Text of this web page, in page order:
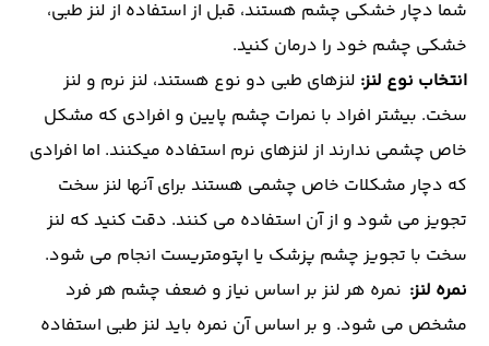
شما دچار خشکی چشم هستند، قبل از استفاده از لنز طبی،
خشکی چشم خود را درمان کنید.
انتخاب نوع لنز: لنزهای طبی دو نوع هستند، لنز نرم و لنز
سخت. بیشتر افراد با نمرات چشم پایین و افرادی که مشکل
خاص چشمی ندارند از لنزهای نرم استفاده میکنند. اما افرادی
که دچار مشکلات خاص چشمی هستند برای آنها لنز سخت
تجویز می شود و از آن استفاده می کنند. دقت کنید که لنز
سخت با تجویز چشم پزشک یا اپتومتریست انجام می شود.
نمره لنز: نمره هر لنز بر اساس نیاز و ضعف چشم هر فرد
مشخص می شود. و بر اساس آن نمره باید لنز طبی استفاده